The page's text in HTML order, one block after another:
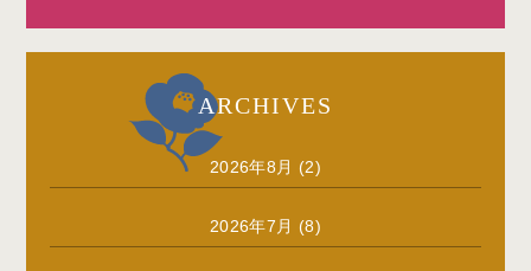
ARCHIVES
2026年8月 (2)
2026年7月 (8)